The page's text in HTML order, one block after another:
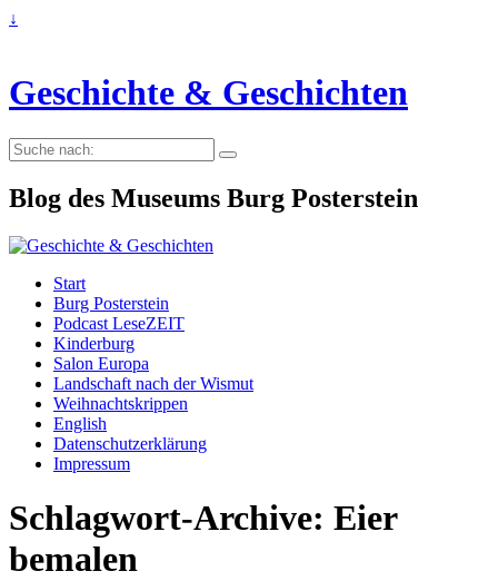
↓
Geschichte & Geschichten
Suche
nach:
Blog des Museums Burg Posterstein
Start
Burg Posterstein
Podcast LeseZEIT
Kinderburg
Salon Europa
Landschaft nach der Wismut
Weihnachtskrippen
English
Datenschutzerklärung
Impressum
Schlagwort-Archive: Eier
bemalen